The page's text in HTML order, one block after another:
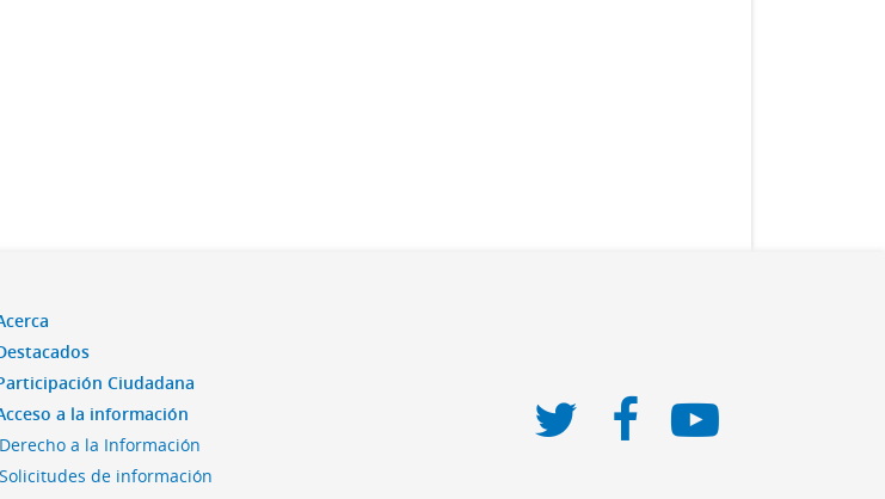
Ciudadana
a la información
Derecho a la Información
Solicitudes de información